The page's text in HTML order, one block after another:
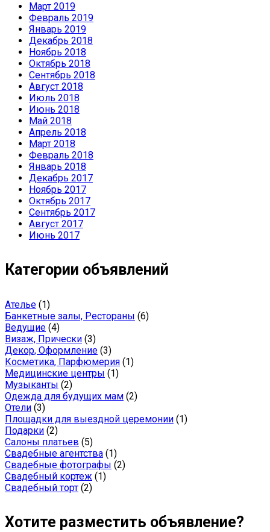
Март 2019
Февраль 2019
Январь 2019
Декабрь 2018
Ноябрь 2018
Октябрь 2018
Сентябрь 2018
Август 2018
Июль 2018
Июнь 2018
Май 2018
Апрель 2018
Март 2018
Февраль 2018
Январь 2018
Декабрь 2017
Ноябрь 2017
Октябрь 2017
Сентябрь 2017
Август 2017
Июнь 2017
Категории объявлений
Ателье (1)
Банкетные залы, Рестораны (6)
Ведущие (4)
Визаж, Прически (3)
Декор, Оформление (3)
Косметика, Парфюмерия (1)
Медицинские центры (1)
Музыканты (2)
Одежда для будущих мам (2)
Отели (3)
Площадки для выездной церемонии (1)
Подарки (2)
Салоны платьев (5)
Свадебные агентства (1)
Свадебные фотографы (2)
Свадебный кортеж (1)
Свадебный торт (2)
Хотите разместить объявление?